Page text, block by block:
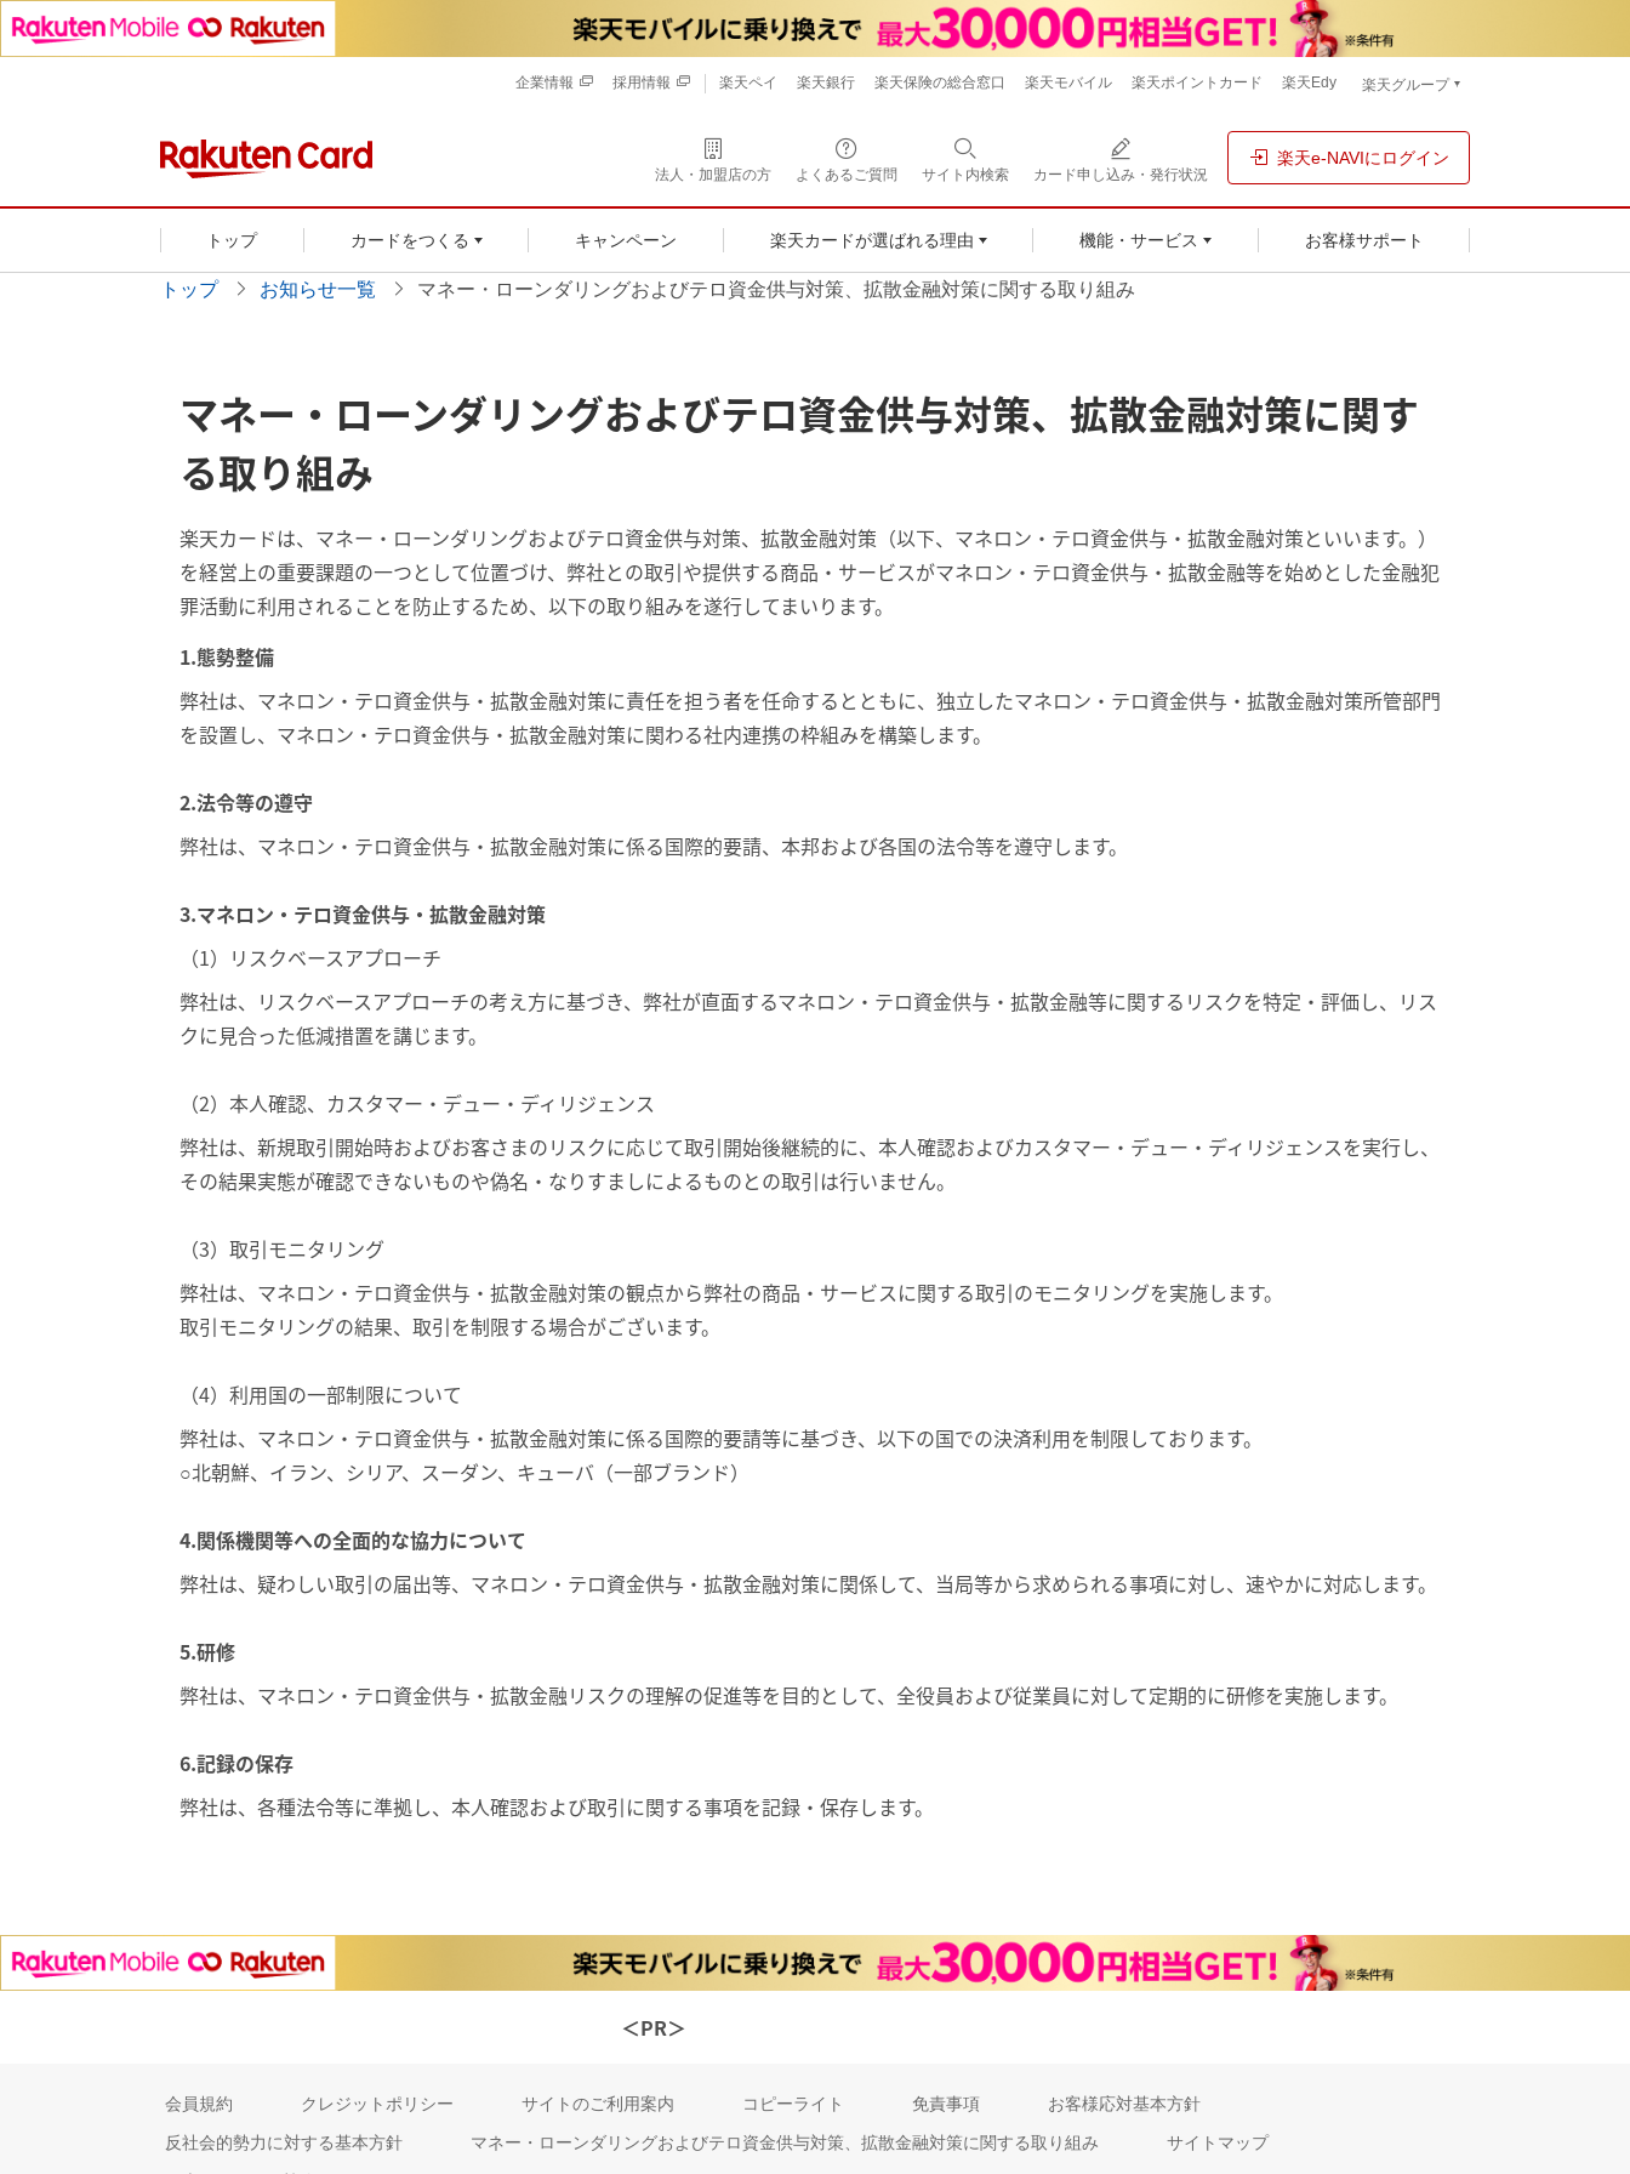
企業情報 採用情報 楽天ペイ 楽天銀行 楽天保険の総合窓口 楽天モバイル 楽天ポイントカード 楽天Edy 楽天グループ
法人・加盟店の方 よくあるご質問 サイト内検索 カード申し込み・発行状況
楽天e-NAVIにログイン
トップ カードをつくる キャンペーン 楽天カードが選ばれる理由 機能・サービス お客様サポート
トップ お知らせ一覧 マネー・ローンダリングおよびテロ資金供与対策、拡散金融対策に関する取り組み
マネー・ローンダリングおよびテロ資金供与対策、拡散金融対策に関す
る取り組み
楽天カードは、マネー・ローンダリングおよびテロ資金供与対策、拡散金融対策（以下、マネロン・テロ資金供与・拡散金融対策といいます。）
を経営上の重要課題の一つとして位置づけ、弊社との取引や提供する商品・サービスがマネロン・テロ資金供与・拡散金融等を始めとした金融犯
罪活動に利用されることを防止するため、以下の取り組みを遂行してまいります。
1.態勢整備
弊社は、マネロン・テロ資金供与・拡散金融対策に責任を担う者を任命するとともに、独立したマネロン・テロ資金供与・拡散金融対策所管部門
を設置し、マネロン・テロ資金供与・拡散金融対策に関わる社内連携の枠組みを構築します。
2.法令等の遵守
弊社は、マネロン・テロ資金供与・拡散金融対策に係る国際的要請、本邦および各国の法令等を遵守します。
3.マネロン・テロ資金供与・拡散金融対策
（1）リスクベースアプローチ
弊社は、リスクベースアプローチの考え方に基づき、弊社が直面するマネロン・テロ資金供与・拡散金融等に関するリスクを特定・評価し、リス
クに見合った低減措置を講じます。
（2）本人確認、カスタマー・デュー・ディリジェンス
弊社は、新規取引開始時およびお客さまのリスクに応じて取引開始後継続的に、本人確認およびカスタマー・デュー・ディリジェンスを実行し、
その結果実態が確認できないものや偽名・なりすましによるものとの取引は行いません。
（3）取引モニタリング
弊社は、マネロン・テロ資金供与・拡散金融対策の観点から弊社の商品・サービスに関する取引のモニタリングを実施します。
取引モニタリングの結果、取引を制限する場合がございます。
（4）利用国の一部制限について
弊社は、マネロン・テロ資金供与・拡散金融対策に係る国際的要請等に基づき、以下の国での決済利用を制限しております。
○北朝鮮、イラン、シリア、スーダン、キューバ（一部ブランド）
4.関係機関等への全面的な協力について
弊社は、疑わしい取引の届出等、マネロン・テロ資金供与・拡散金融対策に関係して、当局等から求められる事項に対し、速やかに対応します。
5.研修
弊社は、マネロン・テロ資金供与・拡散金融リスクの理解の促進等を目的として、全役員および従業員に対して定期的に研修を実施します。
6.記録の保存
弊社は、各種法令等に準拠し、本人確認および取引に関する事項を記録・保存します。
＜PR＞
会員規約 クレジットポリシー サイトのご利用案内 コピーライト 免責事項
お客様応対基本方針
反社会的勢力に対する基本方針
マネー・ローンダリングおよびテロ資金供与対策、拡散金融対策に関する取り組み
サイトマップ